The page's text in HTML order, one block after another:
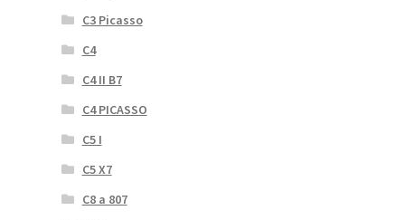
C3 Picasso
C4
C4 II B7
C4 PICASSO
C5 I
C5 X7
C8 a 807